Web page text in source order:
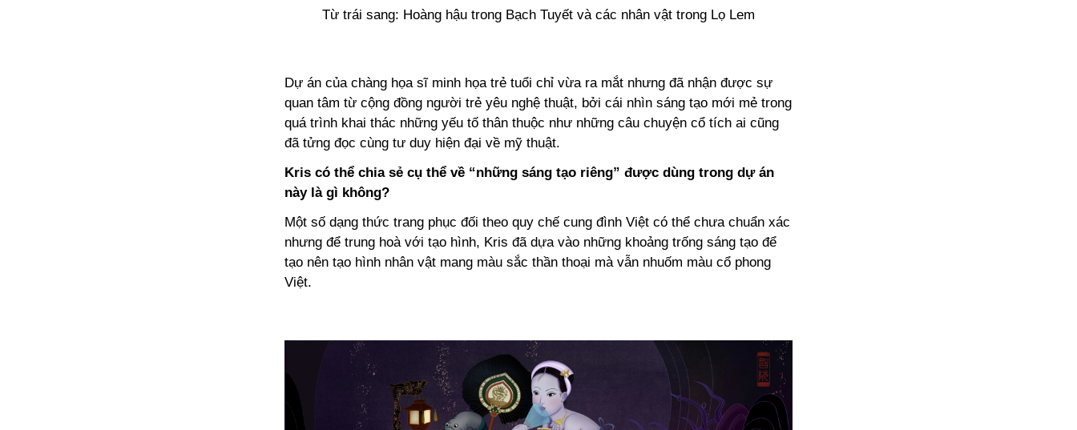
Từ trái sang: Hoàng hậu trong Bạch Tuyết và các nhân vật trong Lọ Lem
Dự án của chàng họa sĩ minh họa trẻ tuổi chỉ vừa ra mắt nhưng đã nhận được sự
quan tâm từ cộng đồng người trẻ yêu nghệ thuật, bởi cái nhìn sáng tạo mới mẻ trong
quá trình khai thác những yếu tố thân thuộc như những câu chuyện cổ tích ai cũng
đã tửng đọc cùng tư duy hiện đại về mỹ thuật.
Kris có thể chia sẻ cụ thể về “những sáng tạo riêng” được dùng trong dự án
này là gì không?
Một số dạng thức trang phục đối theo quy chế cung đình Việt có thể chưa chuẩn xác
nhưng để trung hoà với tạo hình, Kris đã dựa vào những khoảng trống sáng tạo để
tạo nên tạo hình nhân vật mang màu sắc thần thoại mà vẫn nhuốm màu cổ phong
Việt.